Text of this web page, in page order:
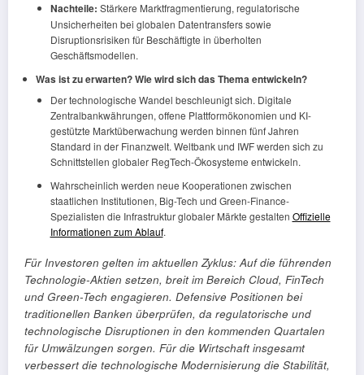
Nachteile: Stärkere Marktfragmentierung, regulatorische
Unsicherheiten bei globalen Datentransfers sowie
Disruptionsrisiken für Beschäftigte in überholten
Geschäftsmodellen.
Was ist zu erwarten? Wie wird sich das Thema entwickeln?
Der technologische Wandel beschleunigt sich. Digitale
Zentralbankwährungen, offene Plattformökonomien und KI-
gestützte Marktüberwachung werden binnen fünf Jahren
Standard in der Finanzwelt. Weltbank und IWF werden sich zu
Schnittstellen globaler RegTech-Ökosysteme entwickeln.
Wahrscheinlich werden neue Kooperationen zwischen
staatlichen Institutionen, Big-Tech und Green-Finance-
Spezialisten die Infrastruktur globaler Märkte gestalten Offizielle
Informationen zum Ablauf.
Für Investoren gelten im aktuellen Zyklus: Auf die führenden
Technologie-Aktien setzen, breit im Bereich Cloud, FinTech
und Green-Tech engagieren. Defensive Positionen bei
traditionellen Banken überprüfen, da regulatorische und
technologische Disruptionen in den kommenden Quartalen
für Umwälzungen sorgen. Für die Wirtschaft insgesamt
verbessert die technologische Modernisierung die Stabilität,